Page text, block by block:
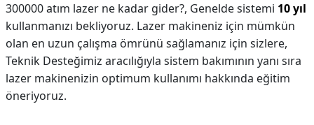
300000 atım lazer ne kadar gider?, Genelde sistemi 10 yıl
kullanmanızı bekliyoruz. Lazer makineniz için mümkün
olan en uzun çalışma ömrünü sağlamanız için sizlere,
Teknik Desteğimiz aracılığıyla sistem bakımının yanı sıra
lazer makinenizin optimum kullanımı hakkında eğitim
öneriyoruz.